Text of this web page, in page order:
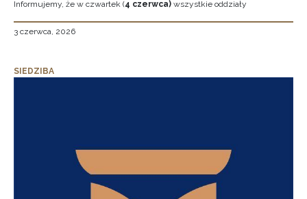
Informujemy, że w czwartek (4 czerwca) wszystkie oddziały
3 czerwca, 2026
SIEDZIBA